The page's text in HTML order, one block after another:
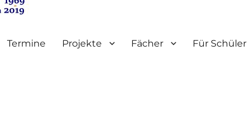
Termine Projekte Fächer Für Schüler